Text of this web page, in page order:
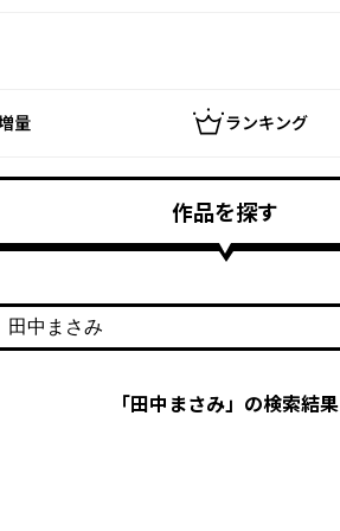
量 ランキング
作品を探す
・作家名で探す
「田中まさみ」の検索結果